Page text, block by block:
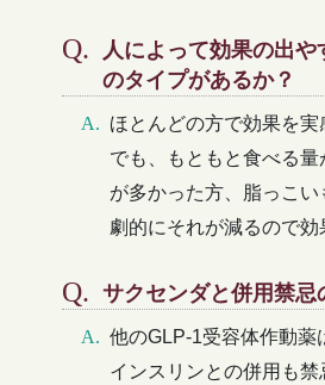
人によって効果の出
のタイプがあるか？
ほとんどの方で効果を実
でも、もともと食べる
が多かった方、脂っこ
劇的にそれが減るので効
サクセンダと併用禁忌
他のGLP-1受容体作動薬
インスリンとの併用も禁